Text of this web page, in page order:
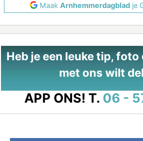
Maak Arnhemmerdagblad je
Heb je een leuke tip,
met ons wilt
APP ONS! T. 06 -